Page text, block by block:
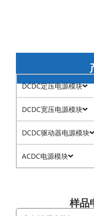
DCDC定压电源模块
DCDC宽压电源模块
DCDC驱动器电源模块
ACDC电源模块
样品